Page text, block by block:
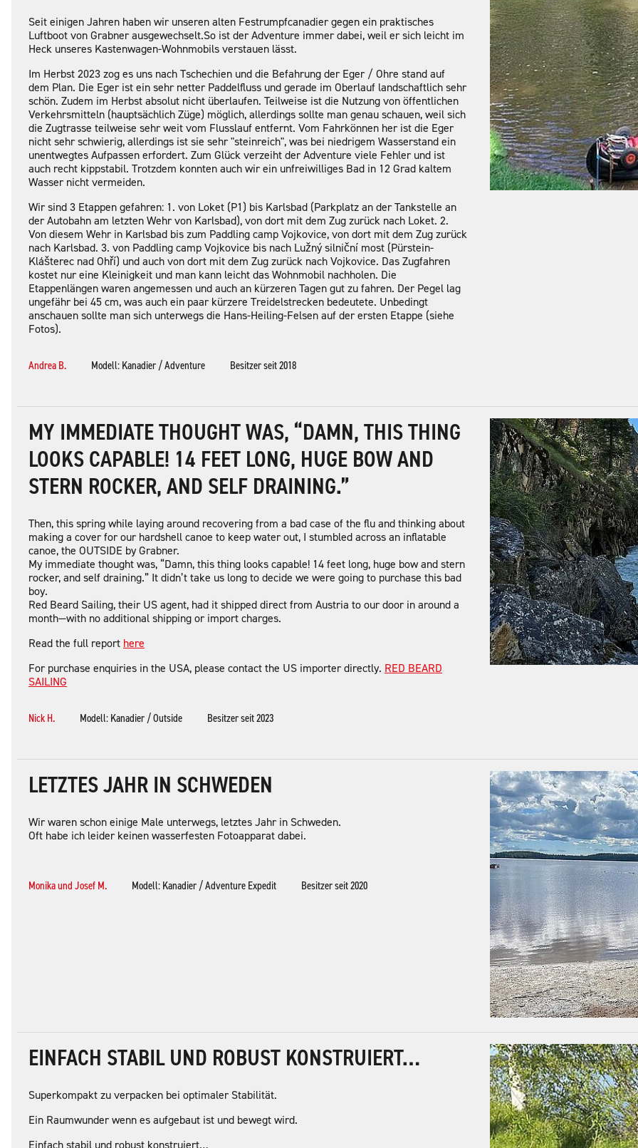
Seit einigen Jahren haben wir unseren alten Festrumpfcanadier gegen ein praktisches
Luftboot von Grabner ausgewechselt.So ist der Adventure immer dabei, weil er sich leicht im
Heck unseres Kastenwagen-Wohnmobils verstauen lässt.
Im Herbst 2023 zog es uns nach Tschechien und die Befahrung der Eger / Ohre stand auf
dem Plan. Die Eger ist ein sehr netter Paddelfluss und gerade im Oberlauf landschaftlich sehr
schön. Zudem im Herbst absolut nicht überlaufen. Teilweise ist die Nutzung von öffentlichen
Verkehrsmitteln (hauptsächlich Züge) möglich, allerdings sollte man genau schauen, weil sich
die Zugtrasse teilweise sehr weit vom Flusslauf entfernt. Vom Fahrkönnen her ist die Eger
nicht sehr schwierig, allerdings ist sie sehr "steinreich", was bei niedrigem Wasserstand ein
unentwegtes Aufpassen erfordert. Zum Glück verzeiht der Adventure viele Fehler und ist
auch recht kippstabil. Trotzdem konnten auch wir ein unfreiwilliges Bad in 12 Grad kaltem
Wasser nicht vermeiden.
Wir sind 3 Etappen gefahren: 1. von Loket (P1) bis Karlsbad (Parkplatz an der Tankstelle an
der Autobahn am letzten Wehr von Karlsbad), von dort mit dem Zug zurück nach Loket. 2.
Von diesem Wehr in Karlsbad bis zum Paddling camp Vojkovice, von dort mit dem Zug zurück
nach Karlsbad. 3. von Paddling camp Vojkovice bis nach Lužný silniční most (Pürstein-
Klášterec nad Ohří) und auch von dort mit dem Zug zurück nach Vojkovice. Das Zugfahren
kostet nur eine Kleinigkeit und man kann leicht das Wohnmobil nachholen. Die
Etappenlängen waren angemessen und auch an kürzeren Tagen gut zu fahren. Der Pegel lag
ungefähr bei 45 cm, was auch ein paar kürzere Treidelstrecken bedeutete. Unbedingt
anschauen sollte man sich unterwegs die Hans-Heiling-Felsen auf der ersten Etappe (siehe
Fotos).
Andrea B. Modell: Kanadier / Adventure Besitzer seit 2018
MY IMMEDIATE THOUGHT WAS, “DAMN, THIS THING
LOOKS CAPABLE! 14 FEET LONG, HUGE BOW AND
STERN ROCKER, AND SELF DRAINING.”
Then, this spring while laying around recovering from a bad case of the flu and thinking about
making a cover for our hardshell canoe to keep water out, I stumbled across an inflatable
canoe, the OUTSIDE by Grabner.
My immediate thought was, “Damn, this thing looks capable! 14 feet long, huge bow and stern
rocker, and self draining.” It didn’t take us long to decide we were going to purchase this bad
boy.
Red Beard Sailing, their US agent, had it shipped direct from Austria to our door in around a
month—with no additional shipping or import charges.
Read the full report here
For purchase enquiries in the USA, please contact the US importer directly. RED BEARD
SAILING
Nick H. Modell: Kanadier / Outside Besitzer seit 2023
LETZTES JAHR IN SCHWEDEN
Wir waren schon einige Male unterwegs, letztes Jahr in Schweden.
Oft habe ich leider keinen wasserfesten Fotoapparat dabei.
Monika und Josef M. Modell: Kanadier / Adventure Expedit Besitzer seit 2020
EINFACH STABIL UND ROBUST KONSTRUIERT…
Superkompakt zu verpacken bei optimaler Stabilität.
Ein Raumwunder wenn es aufgebaut ist und bewegt wird.
Einfach stabil und robust konstruiert…